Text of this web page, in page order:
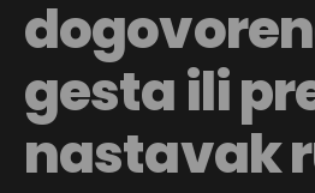
gesta ili
nastavak